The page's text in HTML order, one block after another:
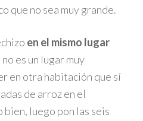
que no sea muy grande.
en el mismo lugar
es un lugar muy
en otra habitación que sí
de arroz en el
luego pon las seis